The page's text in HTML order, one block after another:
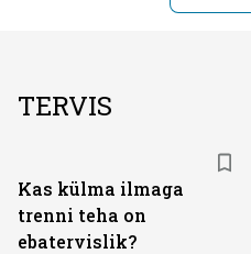
TERVIS
Kas külma ilmaga
trenni teha on
ebatervislik?